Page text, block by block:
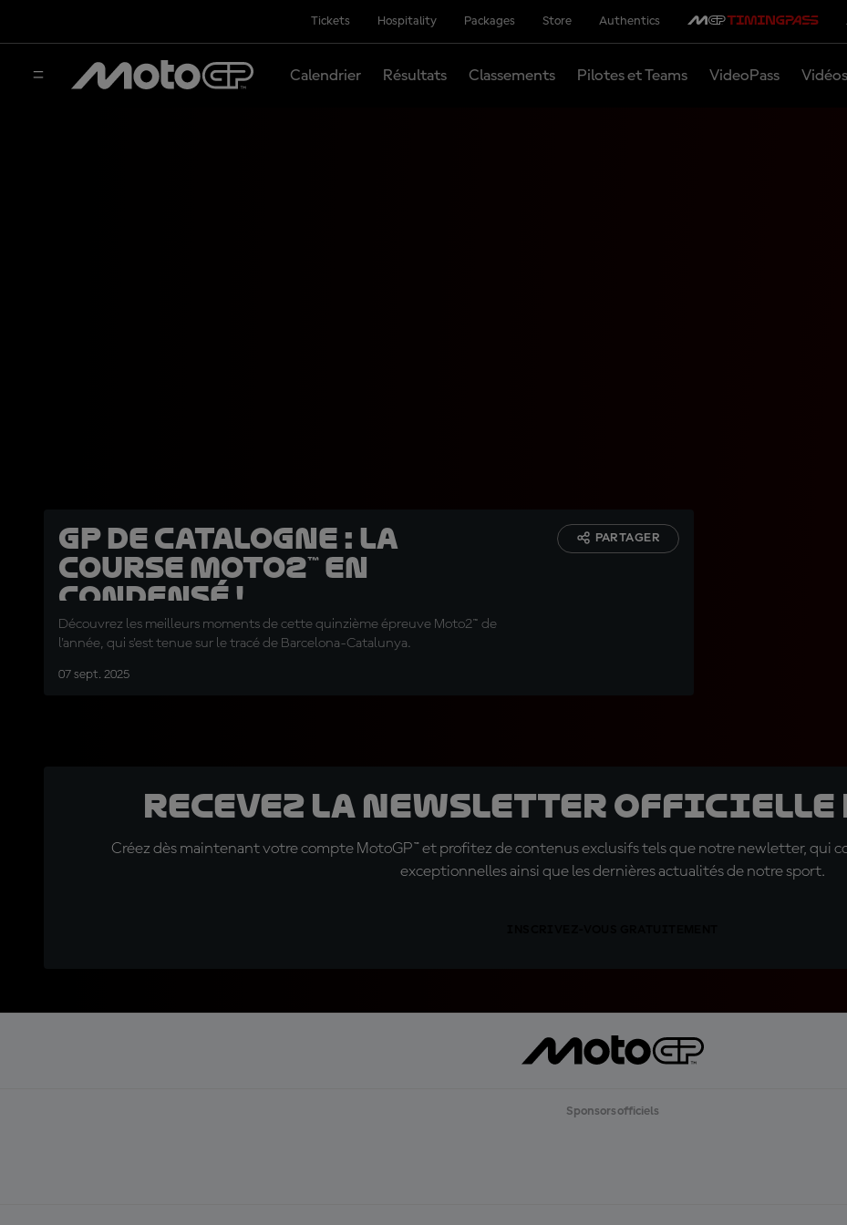
Tickets Hospitality Packages Store Authentics
Calendrier Résultats Classements Pilotes et Teams VideoPass Vidéos
GP de Catalogne : la
course Moto2™ en
condensé !
Découvrez les meilleurs moments de cette quinzième épreuve Moto2™ de
l'année, qui s'est tenue sur le tracé de Barcelona-Catalunya.
07 sept. 2025
PARTAGER
Recevez la Newsletter officielle
Créez dès maintenant votre compte MotoGP™ et profitez de contenus exclusifs tels que notre newletter, qui
exceptionnelles ainsi que les dernières actualités de notre sport.
Sponsors officiels